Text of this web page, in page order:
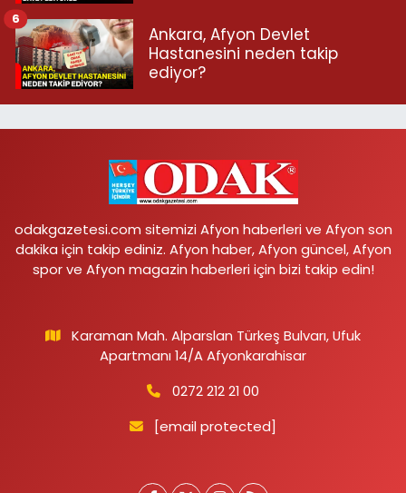
Ankara, Afyon Devlet
Hastanesini neden takip
ediyor?
6
odakgazetesi.com sitemizi Afyon haberleri ve Afyon son
dakika için takip ediniz. Afyon haber, Afyon güncel, Afyon
spor ve Afyon magazin haberleri için bizi takip edin!
Karaman Mah. Alparslan Türkeş Bulvarı, Ufuk
Apartmanı 14/A Afyonkarahisar
0272 212 21 00
[email protected]